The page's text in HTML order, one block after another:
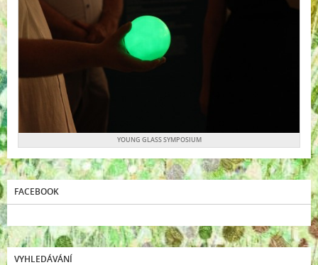
YOUNG GLASS SYMPOSIUM
FACEBOOK
VYHLEDÁVÁNÍ